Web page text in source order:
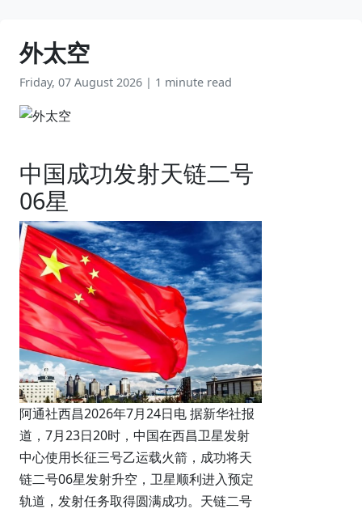
外太空
Friday, 07 August 2026 | 1 minute read
中国成功发射天链二号
06星
阿通社西昌2026年7月24日电 据新华社报
道，7月23日20时，中国在西昌卫星发射
中心使用长征三号乙运载火箭，成功将天
链二号06星发射升空，卫星顺利进入预定
轨道，发射任务取得圆满成功。天链二号